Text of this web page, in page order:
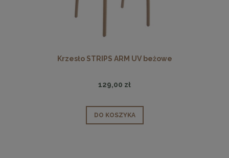
Krzesło STRIPS ARM UV beżowe
129,00 zł
DO KOSZYKA